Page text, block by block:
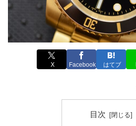
X Facebook はてブ
目次